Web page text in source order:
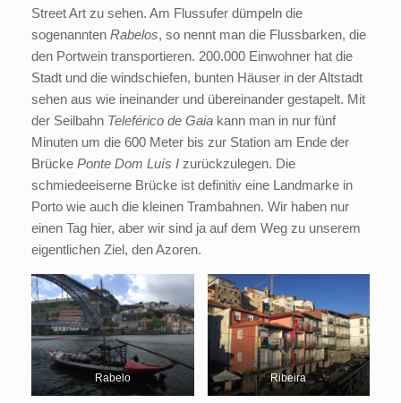
Street Art zu sehen. Am Flussufer dümpeln die
sogenannten Rabelos, so nennt man die Flussbarken, die
den Portwein transportieren. 200.000 Einwohner hat die
Stadt und die windschiefen, bunten Häuser in der Altstadt
sehen aus wie ineinander und übereinander gestapelt. Mit
der Seilbahn Teleférico de Gaia kann man in nur fünf
Minuten um die 600 Meter bis zur Station am Ende der
Brücke Ponte Dom Luís I zurückzulegen. Die
schmiedeeiserne Brücke ist definitiv eine Landmarke in
Porto wie auch die kleinen Trambahnen. Wir haben nur
einen Tag hier, aber wir sind ja auf dem Weg zu unserem
eigentlichen Ziel, den Azoren.
Rabelo Ribeira